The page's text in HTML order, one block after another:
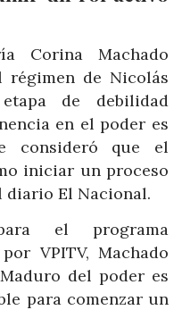
Corina Machado
régimen de Nicolás
de debilidad
en el poder es
consideró que el
iniciar un proceso
diario El Nacional.
el programa
VPITV, Machado
del poder es
para comenzar un